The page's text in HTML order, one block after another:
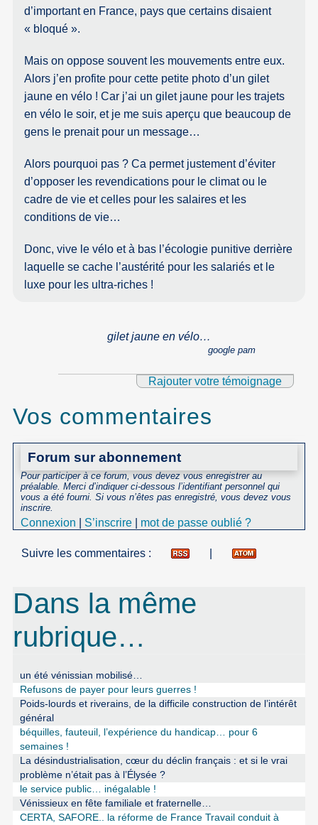
d’important en France, pays que certains disaient
« bloqué ».
Mais on oppose souvent les mouvements entre eux.
Alors j’en profite pour cette petite photo d’un gilet
jaune en vélo ! Car j’ai un gilet jaune pour les trajets
en vélo le soir, et je me suis aperçu que beaucoup de
gens le prenait pour un message…
Alors pourquoi pas ? Ca permet justement d’éviter
d’opposer les revendications pour le climat ou le
cadre de vie et celles pour les salaires et les
conditions de vie…
Donc, vive le vélo et à bas l’écologie punitive derrière
laquelle se cache l’austérité pour les salariés et le
luxe pour les ultra-riches !
gilet jaune en vélo…
google pam
Rajouter votre témoignage
Vos commentaires
Forum sur abonnement
Pour participer à ce forum, vous devez vous enregistrer au
préalable. Merci d’indiquer ci-dessous l’identifiant personnel qui
vous a été fourni. Si vous n’êtes pas enregistré, vous devez vous
inscrire.
Connexion S’inscrire mot de passe oublié ?
Suivre les commentaires :
Dans la même
rubrique…
un été vénissian mobilisé…
Refusons de payer pour leurs guerres !
Poids-lourds et riverains, de la difficile construction de l’intérêt
général
béquilles, fauteuil, l’expérience du handicap… pour 6
semaines !
La désindustrialisation, cœur du déclin français : et si le vrai
problème n’était pas à l’Élysée ?
le service public… inégalable !
Vénissieux en fête familiale et fraternelle…
CERTA, SAFORE.. la réforme de France Travail conduit à